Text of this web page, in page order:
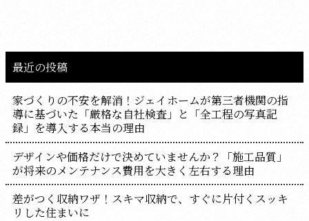
最近の投稿
家づくりの不安を解消！ジェイホームが第三者機関の指
導に基づいた「厳格な自社検査」と「全工程の写真記
録」を導入する本当の理由
デザインや価格だけで決めていませんか？「施工品質」
が将来のメンテナンス費用を大きく左右する理由
差がつく収納ワザ！スキマ収納で、すぐに片付くスッキ
リした住まいに